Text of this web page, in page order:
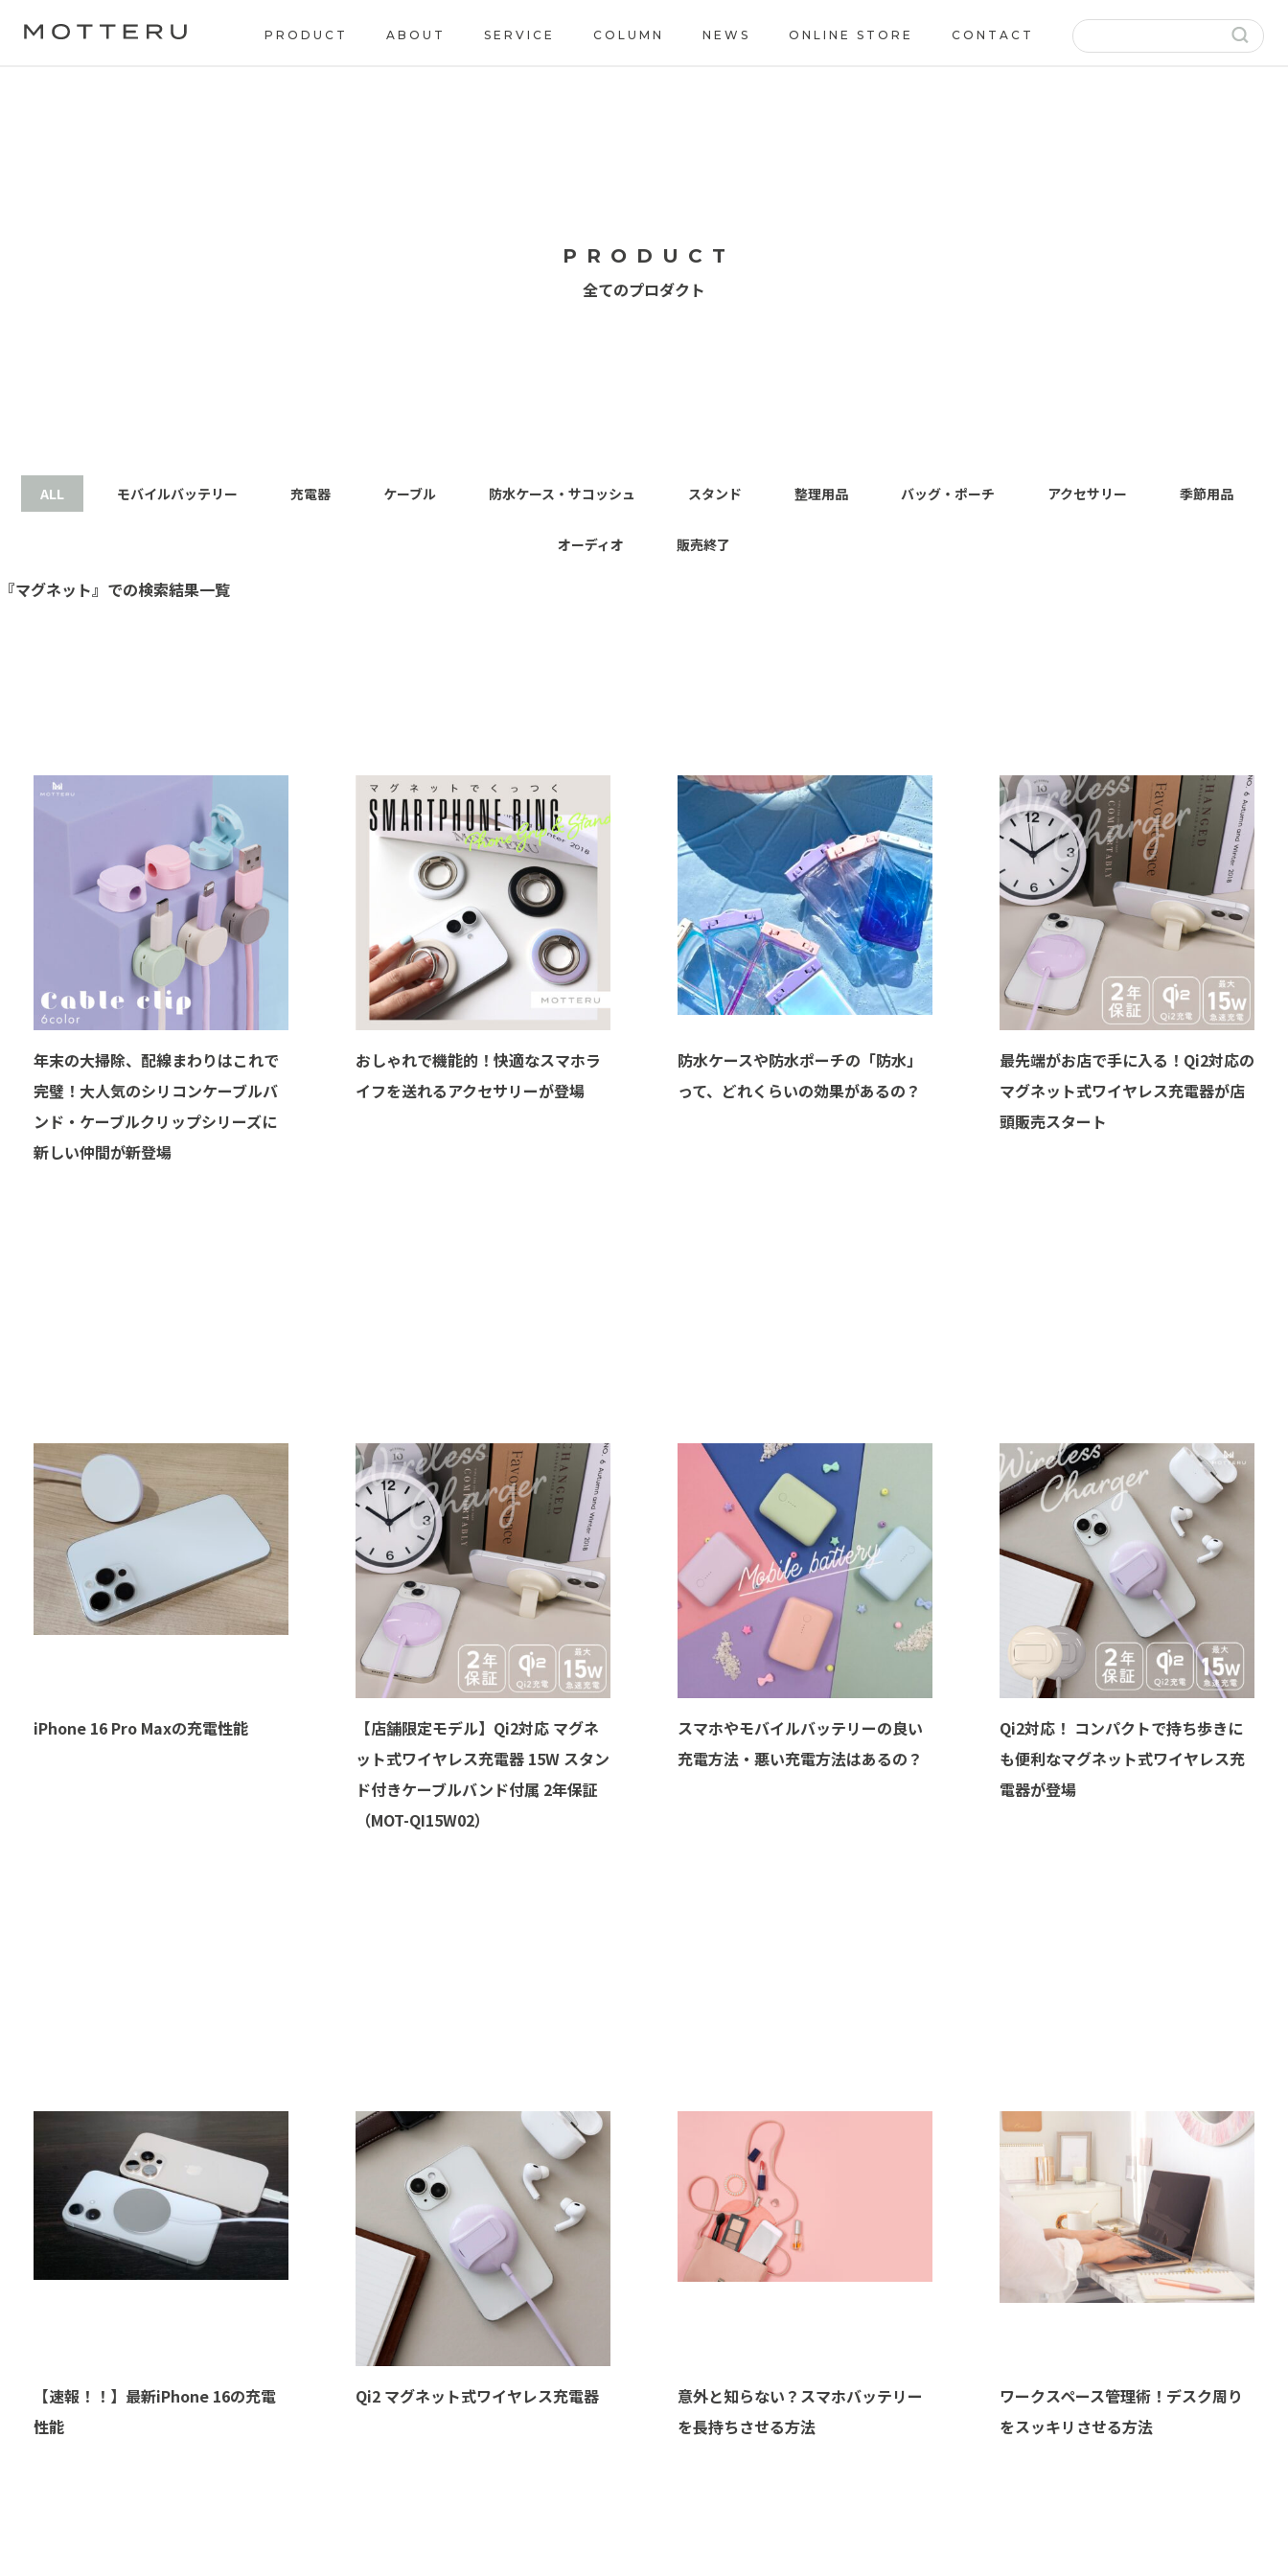
PRODUCT ABOUT SERVICE COLUMN NEWS ONLINE STORE CONTACT
PRODUCT
全てのプロダクト
ALL モバイルバッテリー 充電器 ケーブル 防水ケース・サコッシュ スタンド 整理用品 バッグ・ポーチ アクセサリー 季節用品
オーディオ 販売終了
『マグネット』での検索結果一覧
年末の大掃除、配線まわりはこれで
完璧！大人気のシリコンケーブルバ
ンド・ケーブルクリップシリーズに
新しい仲間が新登場
おしゃれで機能的！快適なスマホラ
イフを送れるアクセサリーが登場
防水ケースや防水ポーチの「防水」
って、どれくらいの効果があるの？
最先端がお店で手に入る！Qi2対応の
マグネット式ワイヤレス充電器が店
頭販売スタート
iPhone 16 Pro Maxの充電性能
【店舗限定モデル】Qi2対応 マグネ
ット式ワイヤレス充電器 15W スタン
ド付きケーブルバンド付属 2年保証
（MOT-QI15W02）
スマホやモバイルバッテリーの良い
充電方法・悪い充電方法はあるの？
Qi2対応！ コンパクトで持ち歩きに
も便利なマグネット式ワイヤレス充
電器が登場
【速報！！】最新iPhone 16の充電
性能
Qi2 マグネット式ワイヤレス充電器
意外と知らない？スマホバッテリー
を長持ちさせる方法
ワークスペース管理術！デスク周り
をスッキリさせる方法